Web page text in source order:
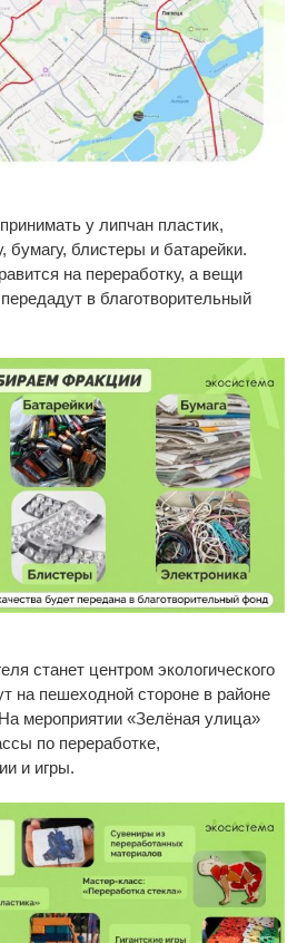
у липчан пластик,
бумагу, блистеры и батарейки.
на переработку, а вещи
в благотворительный
станет центром экологического
на пешеходной стороне в районе
мероприятии «Зелёная улица»
по переработке,
и игры.